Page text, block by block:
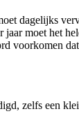
dagelijks
moet het
voorkomen
zelfs een